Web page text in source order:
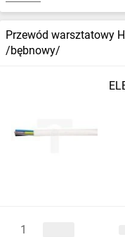
Przewód warsztatowy
/bębnowy/